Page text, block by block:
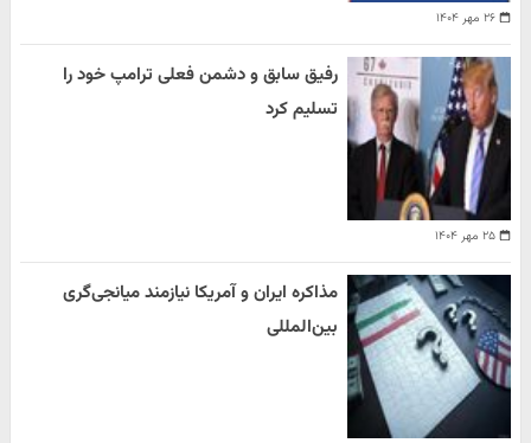
۲۶ مهر ۱۴۰۴
۲۵ مهر ۱۴۰۴
رفیق سابق و دشمن فعلی ترامپ خود را
تسلیم کرد
مذاکره ایران و آمریکا نیازمند میانجی‌گری
بین‌المللی